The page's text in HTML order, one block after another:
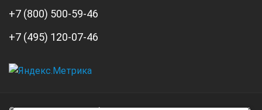
+7 (800) 500-59-46
+7 (495) 120-07-46